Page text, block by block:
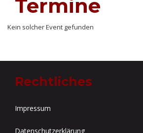
Termine
Kein solcher Event gefunden
Rechtliches
Impressum
Datenschutzerklärung